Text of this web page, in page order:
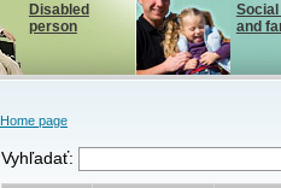
Disabled
person
and
Home page
Vyhľadať: